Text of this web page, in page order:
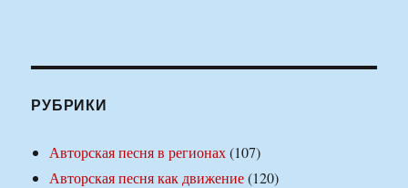
РУБРИКИ
Авторская песня в регионах(107)
Авторская песня как движение(120)